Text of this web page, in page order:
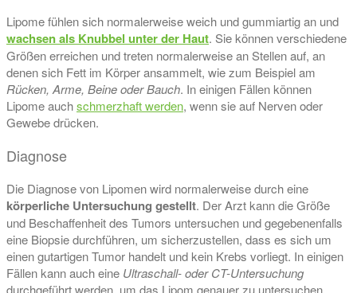
Lipome fühlen sich normalerweise weich und gummiartig an und
wachsen als Knubbel unter der Haut. Sie können verschiedene
Größen erreichen und treten normalerweise an Stellen auf, an
denen sich Fett im Körper ansammelt, wie zum Beispiel am
Rücken, Arme, Beine oder Bauch. In einigen Fällen können
Lipome auchschmerzhaft werden, wenn sie auf Nerven oder
Gewebe drücken.
Diagnose
Die Diagnose von Lipomen wird normalerweise durch eine
körperliche Untersuchung gestellt. Der Arzt kann die Größe
und Beschaffenheit des Tumors untersuchen und gegebenenfalls
eine Biopsie durchführen, um sicherzustellen, dass es sich um
einen gutartigen Tumor handelt und kein Krebs vorliegt. In einigen
Fällen kann auch eine Ultraschall- oder CT-Untersuchung